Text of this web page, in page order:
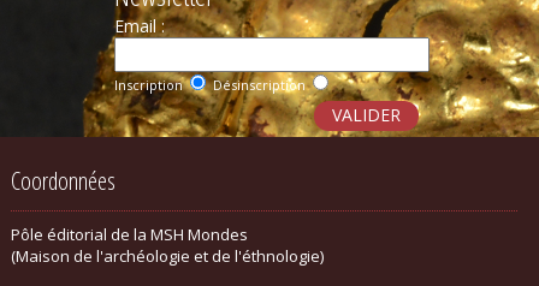
Email :
Inscription Désinscription
Coordonnées
Pôle éditorial de la MSH Mondes
(Maison de l'archéologie et de l'éthnologie)